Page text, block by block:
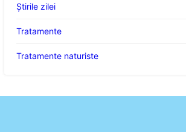
Știrile zilei
Tratamente
Tratamente naturiste